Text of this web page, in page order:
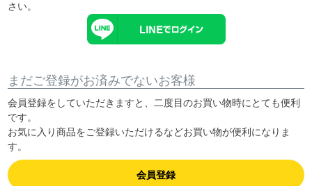
さい。
まだご登録がお済みでないお客様
会員登録をしていただきますと、二度目のお買い物時にとても便利
です。
お気に入り商品をご登録いただけるなどお買い物が便利になりま
す。
会員登録